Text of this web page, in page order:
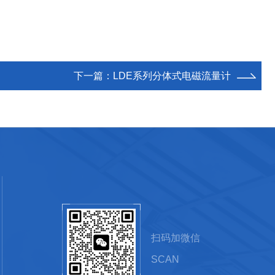
下一篇： LDE系列分体式电磁流量计
扫码加微信
SCAN